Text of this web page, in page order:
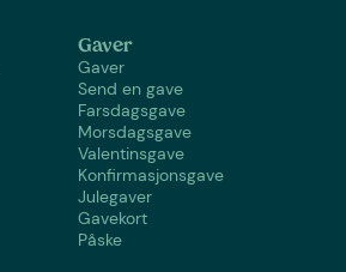
Gaver
Gaver
Send en gave
Farsdagsgave
Morsdagsgave
Valentinsgave
Konfirmasjonsgave
Julegaver
Gavekort
Påske